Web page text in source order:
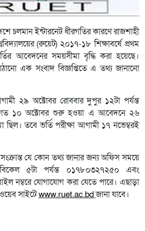
চলমান ইন্টারনেট ধীরগতির কারণে রাজশাহী
(রুয়েট) ২০১৭-১৮ শিক্ষাবর্ষে প্রথম
আবেদনের সময়সীমা বৃদ্ধি করা হয়েছে।
এক সংবাদ বিজ্ঞপ্তিতে এ তথ্য জানানো
২৯ অক্টোবর রোববার দুপুর ১২টা পর্যন্ত
১০ অক্টোবর শুরু হওয়া এ আবেদনে ২৬
ছিল। তবে ভর্তি পরীক্ষা আগামী ১৭ নভেম্বরই
সংক্রান্ত যে কোন তথ্য জানার জন্য অফিস সময়ে
৫টা পর্যন্ত ০১৭৮০৩২৭২৫০ এবং
নম্বরে যোগাযোগ করা যেতে পারে। এছাড়া
সাইটেwww.ruet.ac.bdজানা যাবে।